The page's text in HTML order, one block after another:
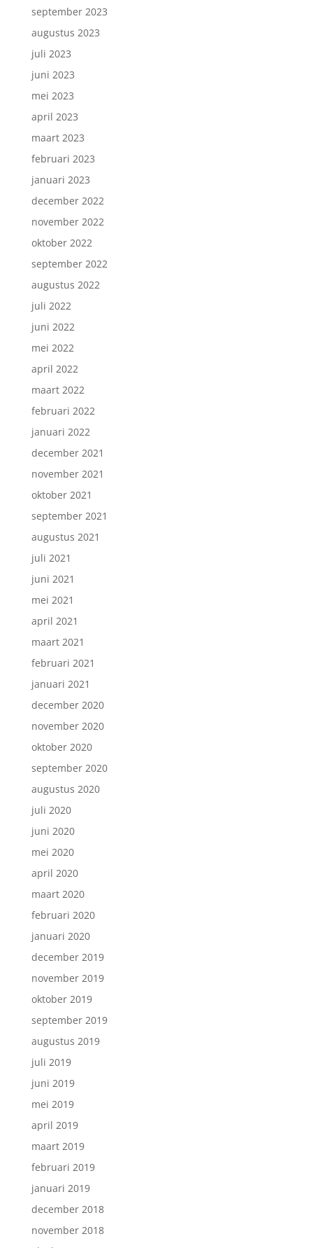
september 2023
augustus 2023
juli 2023
juni 2023
mei 2023
april 2023
maart 2023
februari 2023
januari 2023
december 2022
november 2022
oktober 2022
september 2022
augustus 2022
juli 2022
juni 2022
mei 2022
april 2022
maart 2022
februari 2022
januari 2022
december 2021
november 2021
oktober 2021
september 2021
augustus 2021
juli 2021
juni 2021
mei 2021
april 2021
maart 2021
februari 2021
januari 2021
december 2020
november 2020
oktober 2020
september 2020
augustus 2020
juli 2020
juni 2020
mei 2020
april 2020
maart 2020
februari 2020
januari 2020
december 2019
november 2019
oktober 2019
september 2019
augustus 2019
juli 2019
juni 2019
mei 2019
april 2019
maart 2019
februari 2019
januari 2019
december 2018
november 2018